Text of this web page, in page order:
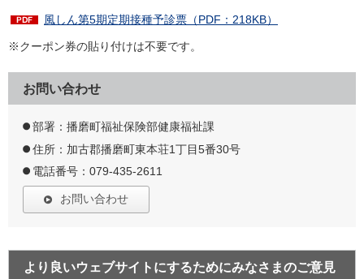
風しん第5期定期接種予診票（PDF：218KB）
※クーポン券の貼り付けは不要です。
お問い合わせ
部署：播磨町福祉保険部健康福祉課
住所：加古郡播磨町東本荘1丁目5番30号
電話番号：079-435-2611
お問い合わせ
より良いウェブサイトにするためにみなさまのご意見